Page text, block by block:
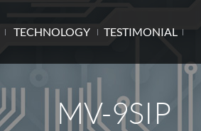
TECHNOLOGY TESTIMONIAL
MV-9SIP